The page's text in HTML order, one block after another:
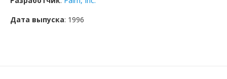
Дата выпуска: 1996